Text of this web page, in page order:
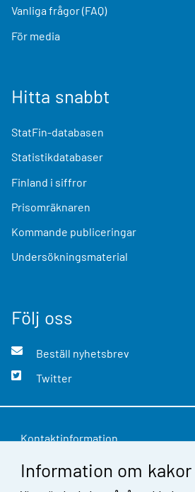
Information om
Vanliga frågor (FAQ)
För media
Hitta snabbt
StatFin-databasen
Statistikdatabaser
Finland i siffror
Prisomräknaren
Kommande publiceringar
Undersökningsmaterial
Följ oss
Beställ nyhetsbrev
Twitter
Kontaktinformation
Respons